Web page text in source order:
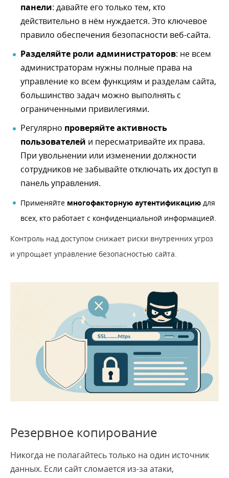
панели: давайте его только тем, кто
действительно в нём нуждается. Это ключевое
правило обеспечения безопасности веб-сайта.
Разделяйте роли администраторов: не всем
администраторам нужны полные права на
управление ко всем функциям и разделам сайта,
большинство задач можно выполнять с
ограниченными привилегиями.
Регулярно проверяйте активность
пользователей и пересматривайте их права.
При увольнении или изменении должности
сотрудников не забывайте отключать их доступ в
панель управления.
Применяйте многофакторную аутентификацию для
всех, кто работает с конфиденциальной информацией.
Контроль над доступом снижает риски внутренних угроз
и упрощает управление безопасностью сайта.
Резервное копирование
Никогда не полагайтесь только на один источник
данных. Если сайт сломается из-за атаки,